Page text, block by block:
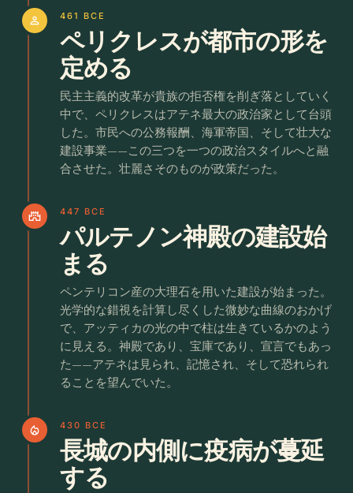
person 461 BCE
ペリクレスが都市の形を
定める
民主主義的改革が貴族の拒否権を削ぎ落としていく
中で、ペリクレスはアテネ最大の政治家として台頭
した。市民への公務報酬、海軍帝国、そして壮大な
建設事業——この三つを一つの政治スタイルへと融
合させた。壮麗さそのものが政策だった。
castle 447 BCE
パルテノン神殿の建設始
まる
ペンテリコン産の大理石を用いた建設が始まった。
光学的な錯視を計算し尽くした微妙な曲線のおかげ
で、アッティカの光の中で柱は生きているかのよう
に見える。神殿であり、宝庫であり、宣言でもあっ
た——アテネは見られ、記憶され、そして恐れられ
ることを望んでいた。
local_fire_department 430 BCE
長城の内側に疫病が蔓延
する